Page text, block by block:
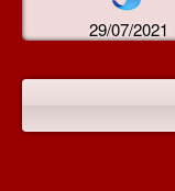
29/07/2021